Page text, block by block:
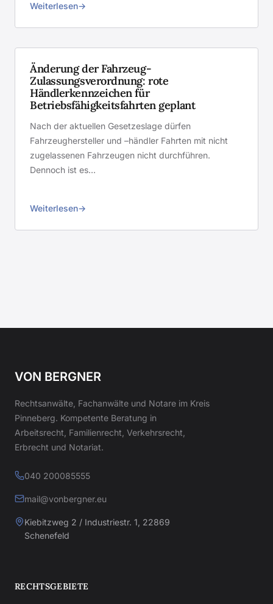
Weiterlesen
Änderung der Fahrzeug-
Zulassungsverordnung: rote
Händlerkennzeichen für
Betriebsfähigkeitsfahrten geplant
Nach der aktuellen Gesetzeslage dürfen
Fahrzeughersteller und –händler Fahrten mit nicht
zugelassenen Fahrzeugen nicht durchführen.
Dennoch ist es…
Weiterlesen
VON BERGNER
Rechtsanwälte, Fachanwälte und Notare im Kreis
Pinneberg. Kompetente Beratung in
Arbeitsrecht, Familienrecht, Verkehrsrecht,
Erbrecht und Notariat.
040 200085555
mail@vonbergner.eu
Kiebitzweg 2 / Industriestr. 1, 22869
Schenefeld
RECHTSGEBIETE